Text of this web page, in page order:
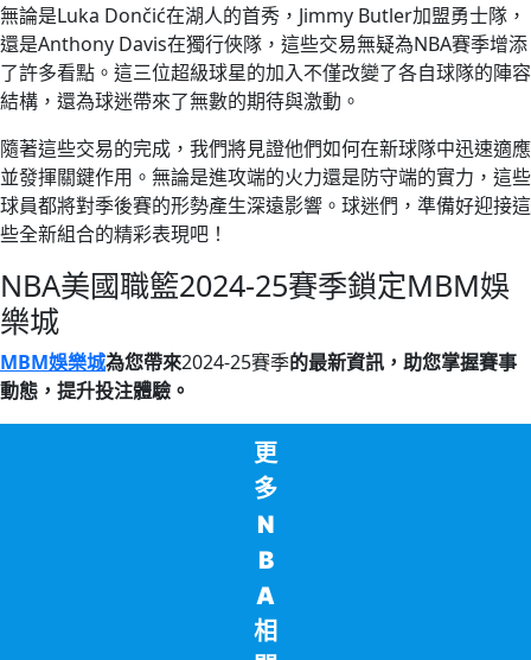
無論是Luka Dončić在湖人的首秀，Jimmy Butler加盟勇士隊，
還是Anthony Davis在獨行俠隊，這些交易無疑為NBA賽季增添
了許多看點。這三位超級球星的加入不僅改變了各自球隊的陣容
結構，還為球迷帶來了無數的期待與激動。
隨著這些交易的完成，我們將見證他們如何在新球隊中迅速適應
並發揮關鍵作用。無論是進攻端的火力還是防守端的實力，這些
球員都將對季後賽的形勢產生深遠影響。球迷們，準備好迎接這
些全新組合的精彩表現吧！
NBA美國職籃2024-25賽季鎖定MBM娛
樂城
MBM娛樂城為您帶來2024-25賽季的最新資訊，助您掌握賽事
動態，提升投注體驗。
更
多
N
B
A
相